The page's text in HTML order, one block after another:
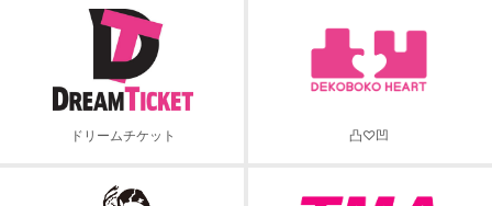
ドリームチケット 凸♡凹